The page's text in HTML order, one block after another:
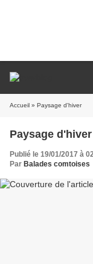
Accueil » Paysage d'hiver
Paysage d'hiver
Publié le 19/01/2017 à
Par Balades comtoises